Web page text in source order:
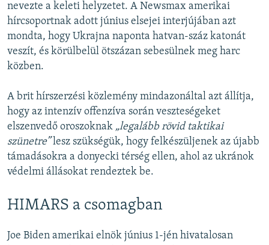
nevezte a keleti helyzetet. A Newsmax amerikai
hírcsoportnak adott június elsejei interjújában azt
mondta, hogy Ukrajna naponta hatvan-száz katonát
veszít, és körülbelül ötszázan sebesülnek meg harc
közben.
A brit hírszerzési közlemény mindazonáltal azt állítja,
hogy az intenzív offenzíva során veszteségeket
elszenvedő oroszoknak „legalább rövid taktikai
szünetre”lesz szükségük, hogy felkészüljenek az újabb
támadásokra a donyecki térség ellen, ahol az ukránok
védelmi állásokat rendeztek be.
HIMARS a csomagban
Joe Biden amerikai elnök június 1-jén hivatalosan